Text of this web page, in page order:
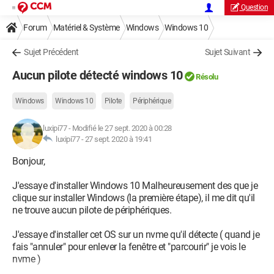
Question
Forum Matériel & Système Windows Windows 10
Sujet Précédent Sujet Suivant
Aucun pilote détecté windows 10 Résolu
Windows Windows 10 Pilote Périphérique
luxipi77- Modifié le 27 sept. 2020 à 00:28
luxipi77 -27 sept. 2020 à 19:41
Bonjour,
J'essaye d'installer Windows 10 Malheureusement des que je
clique sur installer Windows (la première étape), il me dit qu'il
ne trouve aucun pilote de périphériques.
J'essaye d'installer cet OS sur un nvme qu'il détecte ( quand je
fais "annuler" pour enlever la fenêtre et "parcourir" je vois le
nvme )